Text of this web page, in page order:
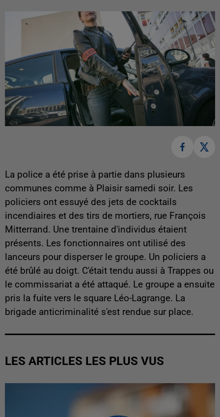
La police a été prise à partie dans plusieurs
communes comme à Plaisir samedi soir. Les
policiers ont essuyé des jets de cocktails
incendiaires et des tirs de mortiers, rue François
Mitterrand. Une trentaine d'individus étaient
présents. Les fonctionnaires ont utilisé des
lanceurs pour disperser le groupe. Un policiers a
été brûlé au doigt. C'était tendu aussi à Trappes ou
le commissariat a été attaqué. Le groupe a ensuite
pris la fuite vers le square Léo-Lagrange. La
brigade anticriminalité s'est rendue sur place.
LES ARTICLES LES PLUS VUS